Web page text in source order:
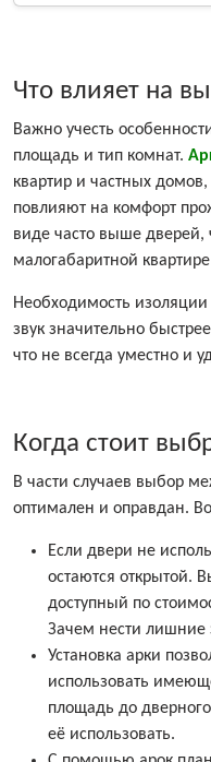
Что влияет на
Важно учесть
площадь и тип комнат.
квартир и частных домов,
повлияют на комфорт
виде часто выше дверей,
малогабаритной
Необходимость изоляции
звук значительно
что не всегда уместно и
Когда стоит
В части случаев выбор
оптимален и оправдан.
Если двери не
остаются открытой.
доступный по
Зачем нести лишние
Установка арки
использовать
площадь до
её использовать.